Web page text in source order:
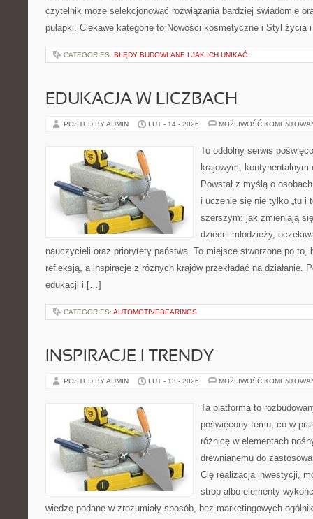
czytelnik może selekcjonować rozwiązania bardziej świadomie
pułapki. Ciekawe kategorie to Nowości kosmetyczne i Styl
CATEGORIES: BŁĘDY BUDOWLANE I JAK ICH UNIKAĆ
EDUKACJA W LICZBACH
POSTED BY ADMIN LUT - 14 - 2026 MOŻLIWOŚĆ
To oddolny serwis
krajowym, kontynentalnym
Powstał z myślą o
i uczenie się nie tylko „tu i
szerszym: jak zmieniają
dzieci i młodzieży,
nauczycieli oraz priorytety państwa. To miejsce stworzone po to,
refleksją, a inspiracje z różnych krajów przekładać na działanie.
edukacji i […]
CATEGORIES: AUTOMOTIVEBEARINGS
INSPIRACJE I TRENDY
POSTED BY ADMIN LUT - 13 - 2026 MOŻLIWOŚĆ
Ta platforma to
poświęcony temu, co w
różnicę w elementach
drewnianemu do
Cię realizacja inwestycji,
strop albo elementy
wiedzę podane w zrozumiały sposób, bez marketingowych